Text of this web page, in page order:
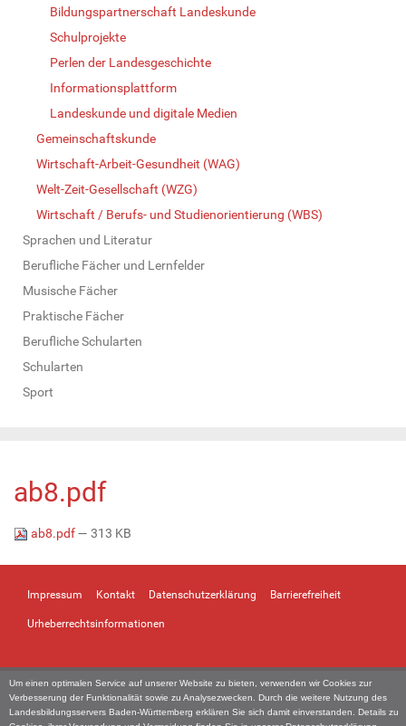
Um einen optimalen Service auf unserer Website zu bieten, verwenden wir Cookies zur
Verbesserung der Funktionalität sowie zu Analysezwecken. Durch die weitere Nutzung des
Landesbildungsservers Baden-Württemberg erklären Sie sich damit einverstanden. Details zu
Bildungspartnerschaft Landeskunde
Schulprojekte
Perlen der Landesgeschichte
Informationsplattform
Landeskunde und digitale Medien
Gemeinschaftskunde
Wirtschaft-Arbeit-Gesundheit (WAG)
Welt-Zeit-Gesellschaft (WZG)
Wirtschaft / Berufs- und Studienorientierung (WBS)
Sprachen und Literatur
Berufliche Fächer und Lernfelder
Musische Fächer
Praktische Fächer
Berufliche Schularten
Schularten
Sport
ab8.pdf
ab8.pdf— 313 KB
Impressum Kontakt Datenschutzerklärung Barrierefreiheit
Urheberrechtsinformationen